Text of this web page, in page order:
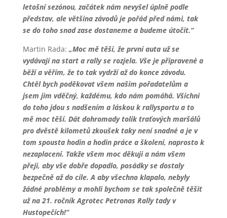
letošní sezónou, začátek nám nevyšel úplně podle
představ, ale většina závodů je pořád před námi, tak
se do toho snad zase dostaneme a budeme útočit.“
Martin Rada: „Moc mě těší, že první auta už se
vydávají na start a rally se rozjela. Vše je připravené a
běží a věřím, že to tak vydrží až do konce závodu.
Chtěl bych poděkovat všem našim pořadatelům a
jsem jim vděčný, každému, kdo nám pomáhá. Všichni
do toho jdou s nadšením a láskou k rallysportu a to
mě moc těší. Dát dohromady tolik traťových maršálů
pro dvěstě kilometů zkoušek taky není snadné a je v
tom spousta hodin a hodin práce a školení, naprosto k
nezaplacení. Takže všem moc děkuji a nám všem
přeji, aby vše dobře dopadlo, posádky se dostaly
bezpečně až do cíle. A aby všechno klapalo, nebyly
žádné problémy a mohli bychom se tak společně těšit
už na 21. ročník Agrotec Petronas Rally tady v
Hustopečích!“